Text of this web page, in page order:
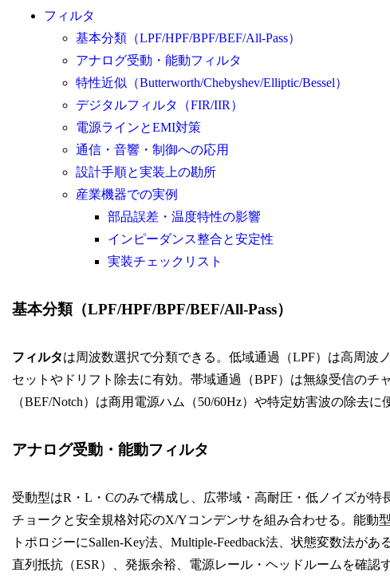
フィルタ
基本分類（LPF/HPF/BPF/BEF/All-Pass）
アナログ受動・能動フィルタ
特性近似（Butterworth/Chebyshev/Elliptic/Bessel）
デジタルフィルタ（FIR/IIR）
電源ラインとEMI対策
通信・音響・制御への応用
設計手順と実装上の勘所
産業機器での実例
部品誤差・温度特性の影響
インピーダンス整合と安定性
実装チェックリスト
基本分類（LPF/HPF/BPF/BEF/All-Pass）
フィルタは周波数選択で分類できる。低域通過（LPF）は高周波
セットやドリフト除去に有効。帯域通過（BPF）は無線受信の
（BEF/Notch）は商用電源ハム（50/60Hz）や特定妨害波の除去
アナログ受動・能動フィルタ
受動型はR・L・Cのみで構成し、広帯域・高耐圧・低ノイズが
チョークと安全規格対応のX/Yコンデンサを組み合わせる。能動
トポロジーにSallen-Key法、Multiple-Feedback法、状態変数法が
直列抵抗（ESR）、発振余裕、電源レール・ヘッドルームを確認す